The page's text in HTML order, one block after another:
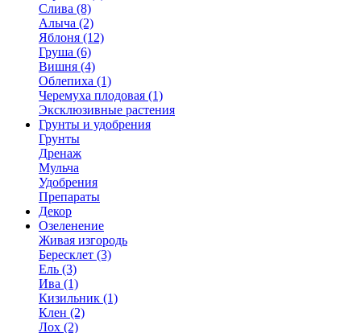
Слива (8)
Алыча (2)
Яблоня (12)
Груша (6)
Вишня (4)
Облепиха (1)
Черемуха плодовая (1)
Эксклюзивные растения
Грунты и удобрения
Грунты
Дренаж
Мульча
Удобрения
Препараты
Декор
Озеленение
Живая изгородь
Бересклет (3)
Ель (3)
Ива (1)
Кизильник (1)
Клен (2)
Лох (2)